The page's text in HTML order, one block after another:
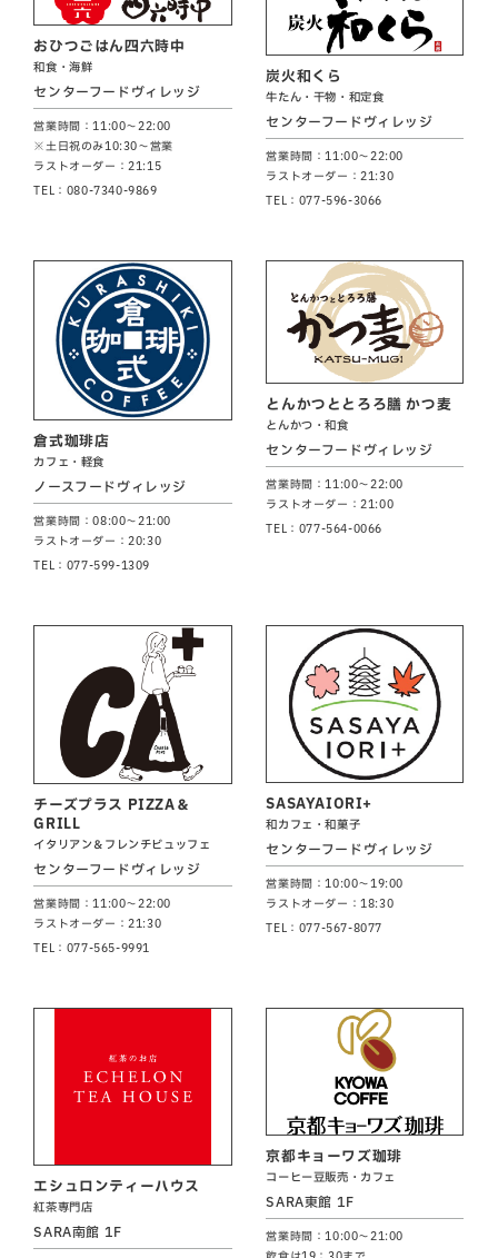
おひつごはん四六時中
和食・海鮮
センターフードヴィレッジ
営業時間：11:00～22:00
※土日祝のみ10:30～営業
ラストオーダー：21:15
TEL：080-7340-9869
炭火和くら
牛たん・干物・和定食
センターフードヴィレッジ
営業時間：11:00～22:00
ラストオーダー：21:30
TEL：077-596-3066
倉式珈琲店
カフェ・軽食
ノースフードヴィレッジ
営業時間：08:00～21:00
ラストオーダー：20:30
TEL：077-599-1309
とんかつととろろ膳 かつ麦
とんかつ・和食
センターフードヴィレッジ
営業時間：11:00～22:00
ラストオーダー：21:00
TEL：077-564-0066
チーズプラス PIZZA＆
GRILL
イタリアン＆フレンチビュッフェ
センターフードヴィレッジ
営業時間：11:00～22:00
ラストオーダー：21:30
TEL：077-565-9991
SASAYAIORI+
和カフェ・和菓子
センターフードヴィレッジ
営業時間：10:00～19:00
ラストオーダー：18:30
TEL：077-567-8077
エシュロンティーハウス
紅茶専門店
SARA南館 1F
京都キョーワズ珈琲
コーヒー豆販売・カフェ
SARA東館 1F
営業時間：10:00～21:00